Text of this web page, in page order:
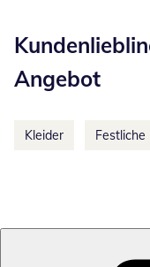
Angebot
Kleider Festliche